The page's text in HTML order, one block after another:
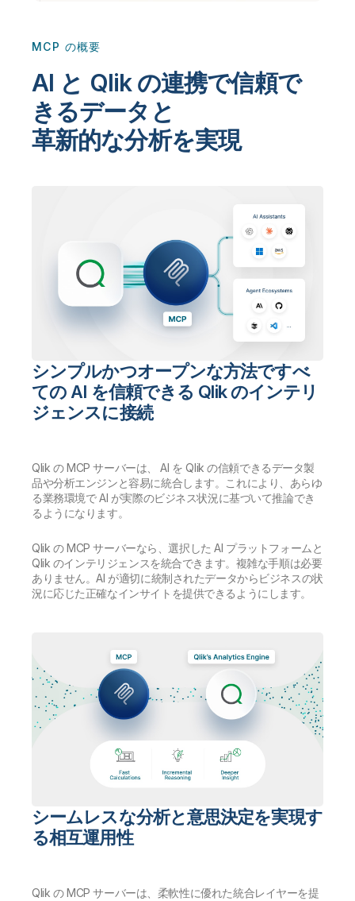
MCP の概要
AI と Qlik の連携で信頼で
きるデータと
革新的な分析を実現
シンプルかつオープンな方法ですべ
ての AI を信頼できる Qlik のインテリ
ジェンスに接続
Qlik の MCP サーバーは、 AI を Qlik の信頼できるデータ製
品や分析エンジンと容易に統合します。これにより、あらゆ
る業務環境で AI が実際のビジネス状況に基づいて推論でき
るようになります。
Qlik の MCP サーバーなら、選択した AI プラットフォームと
Qlik のインテリジェンスを統合できます。複雑な手順は必要
ありません。AI が適切に統制されたデータからビジネスの状
況に応じた正確なインサイトを提供できるようにします。
シームレスな分析と意思決定を実現す
る相互運用性
Qlik の MCP サーバーは、柔軟性に優れた統合レイヤーを提